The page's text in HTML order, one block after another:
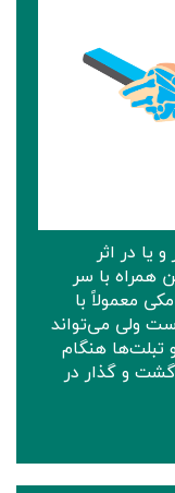
در اثر
همراه با سر
معمولاً با
ولی می‌تواند
تبلت‌ها هنگام
گشت و گذار در